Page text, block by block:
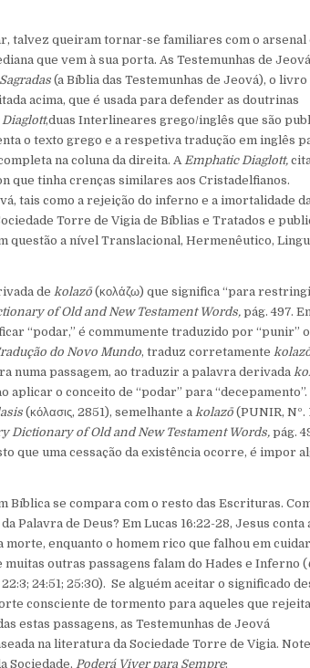
talvez queiram tornar-se familiares com o arsenal
que vem à sua porta. As Testemunhas de Jeová
(a Bíblia das Testemunhas de Jeová), o livro
acima, que é usada para defender as doutrinas
Diaglott,duas Interlineares grego/inglês que são
o texto grego e a respetiva tradução em inglês
na coluna da direita. A Emphatic Diaglott,
que tinha crenças similares aos Cristadelfianos.
tais como a rejeição do inferno e a imortalidade
Torre de Vigia de Bíblias e Tratados e
questão a nível Translacional, Hermenêutico,
de kolazō(κολάζω) que significa “para
of Old and New Testament Words, pág. 497.
“podar,” é commumente traduzido por “punir”
do Novo Mundo, traduz corretamente
numa passagem, ao traduzir a palavra derivada
aplicar o conceito de “podar” para
(κόλασις, 2851), semelhante a kolazō(PUNIR, Nº.
Dictionary of Old and New Testament Words, pág.
que uma cessação da existência ocorre, é impor
Bíblica se compara com o resto das Escrituras.
Palavra de Deus? Em Lucas 16:22-28, Jesus conta
enquanto o homem rico que falhou em
outras passagens falam do Hades e Inferno (
24:51; 25:30). Se alguém aceitar o significado
consciente de tormento para aqueles que
estas passagens, as Testemunhas de Jeová
na literatura da Sociedade Torre de Vigia.
Sociedade, Poderá Viver para Sempre: